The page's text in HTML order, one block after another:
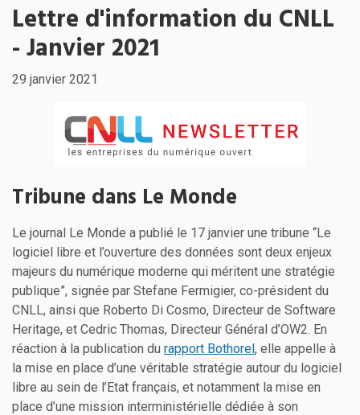
Lettre d'information du CNLL
- Janvier 2021
29 janvier 2021
Tribune dans Le Monde
Le journal Le Monde a publié le 17 janvier une tribune “Le
logiciel libre et l’ouverture des données sont deux enjeux
majeurs du numérique moderne qui méritent une stratégie
publique”, signée par Stefane Fermigier, co-président du
CNLL, ainsi que Roberto Di Cosmo, Directeur de Software
Heritage, et Cedric Thomas, Directeur Général d’OW2. En
réaction à la publication du rapport Bothorel, elle appelle à
la mise en place d’une véritable stratégie autour du logiciel
libre au sein de l’Etat français, et notamment la mise en
place d’une mission interministérielle dédiée à son